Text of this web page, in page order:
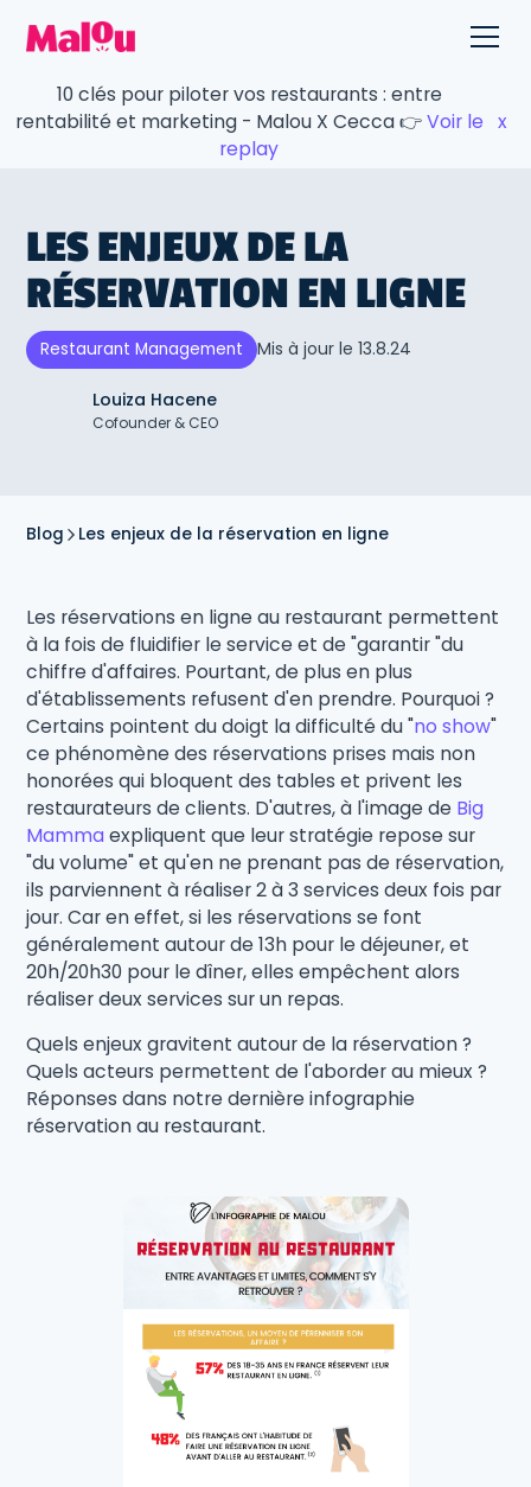
10 clés pour piloter vos restaurants : entre
rentabilité et marketing - Malou X Cecca 👉Voir le
replay
x
LES ENJEUX DE LA
RÉSERVATION EN LIGNE
Restaurant Management Mis à jour le 13.8.24
Louiza Hacene
Cofounder & CEO
Blog Les enjeux de la réservation en ligne
Les réservations en ligne au restaurant permettent
à la fois de fluidifier le service et de "garantir "du
chiffre d'affaires. Pourtant, de plus en plus
d'établissements refusent d'en prendre. Pourquoi ?
Certains pointent du doigt la difficulté du "no show"
ce phénomène des réservations prises mais non
honorées qui bloquent des tables et privent les
restaurateurs de clients. D'autres, à l'image de Big
Mammaexpliquent que leur stratégie repose sur
"du volume" et qu'en ne prenant pas de réservation,
ils parviennent à réaliser 2 à 3 services deux fois par
jour. Car en effet, si les réservations se font
généralement autour de 13h pour le déjeuner, et
20h/20h30 pour le dîner, elles empêchent alors
réaliser deux services sur un repas.
Quels enjeux gravitent autour de la réservation ?
Quels acteurs permettent de l'aborder au mieux ?
Réponses dans notre dernière infographie
réservation au restaurant.